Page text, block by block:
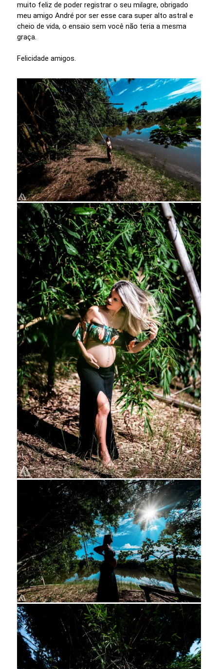
muito feliz de poder registrar o seu milagre, obrigado
meu amigo André por ser esse cara super alto astral e
cheio de vida, o ensaio sem você não teria a mesma
graça.
Felicidade amigos.